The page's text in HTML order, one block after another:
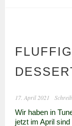
17. April 2021
Wir haben in
jetzt im April